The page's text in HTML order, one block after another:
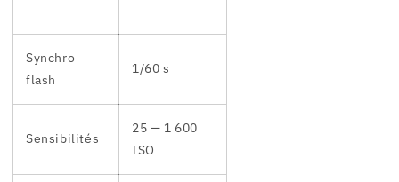
Synchro
flash
1/60 s
Sensibilités
25 — 1 600
ISO